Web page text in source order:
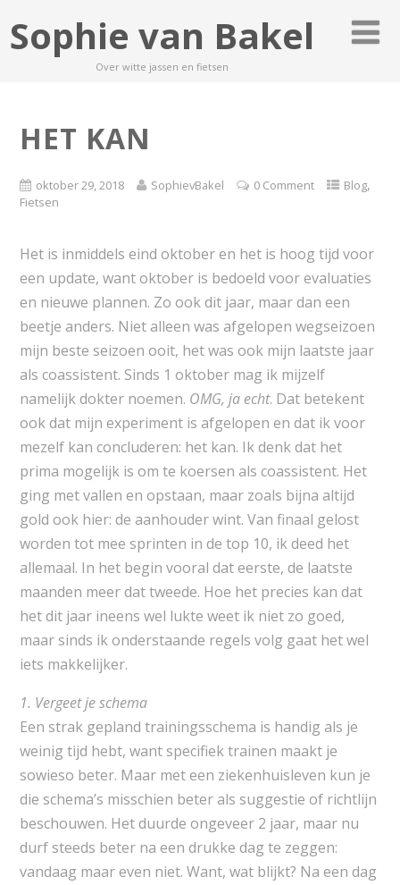
Sophie van Bakel
Over witte jassen en fietsen
HET KAN
oktober 29, 2018 SophievBakel 0 Comment Blog,
Fietsen
Het is inmiddels eind oktober en het is hoog tijd voor
een update, want oktober is bedoeld voor evaluaties
en nieuwe plannen. Zo ook dit jaar, maar dan een
beetje anders. Niet alleen was afgelopen wegseizoen
mijn beste seizoen ooit, het was ook mijn laatste jaar
als coassistent. Sinds 1 oktober mag ik mijzelf
namelijk dokter noemen. OMG, ja echt. Dat betekent
ook dat mijn experiment is afgelopen en dat ik voor
mezelf kan concluderen: het kan. Ik denk dat het
prima mogelijk is om te koersen als coassistent. Het
ging met vallen en opstaan, maar zoals bijna altijd
gold ook hier: de aanhouder wint. Van finaal gelost
worden tot mee sprinten in de top 10, ik deed het
allemaal. In het begin vooral dat eerste, de laatste
maanden meer dat tweede. Hoe het precies kan dat
het dit jaar ineens wel lukte weet ik niet zo goed,
maar sinds ik onderstaande regels volg gaat het wel
iets makkelijker.
1. Vergeet je schema
Een strak gepland trainingsschema is handig als je
weinig tijd hebt, want specifiek trainen maakt je
sowieso beter. Maar met een ziekenhuisleven kun je
die schema’s misschien beter als suggestie of richtlijn
beschouwen. Het duurde ongeveer 2 jaar, maar nu
durf steeds beter na een drukke dag te zeggen:
vandaag maar even niet. Want, wat blijkt? Na een dag